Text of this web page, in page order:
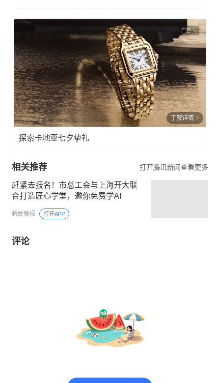
广告
了解详情
探索卡地亚七夕挚礼
相关推荐 打开腾讯新闻查看更多
赶紧去报名！市总工会与上海开大联
合打造匠心学堂，邀你免费学AI
新民晚报 打开APP
评论